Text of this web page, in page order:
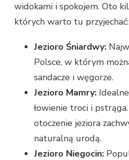
widokami i spokojem. Oto
których warto tu przyjechać:
Jezioro Śniardwy:
Polsce, w którym
sandacze i węgorze.
Jezioro Mamry:
łowienie troci i
otoczenie jeziora
naturalną urodą.
Jezioro Niegocin: